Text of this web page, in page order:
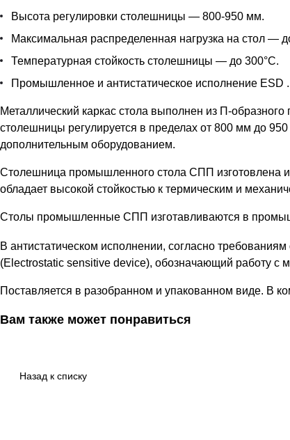
Высота регулировки столешницы — 800-950 мм.
Максимальная распределенная нагрузка на стол —
Температурная стойкость столешницы — до 300°С.
Промышленное и антистатическое исполнение ESD .
Металлический каркас стола выполнен из П-
столешницы регулируется в пределах от 800 мм до 950
дополнительным оборудованием.
Столешница промышленного стола СПП изготовлена
обладает высокой стойкостью к термическим и
Столы промышленные СПП изготавливаются в
В антистатическом исполнении, согласно
(Electrostatic sensitive device), обозначающий работу с
Поставляется в разобранном и упакованном виде. В
Вам также может понравиться
Назад к списку